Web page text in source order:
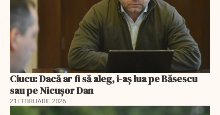
Ciucu: Dacă ar fi să aleg, i-aș lua pe Băsescu
sau pe Nicușor Dan
21 FEBRUARIE 2026